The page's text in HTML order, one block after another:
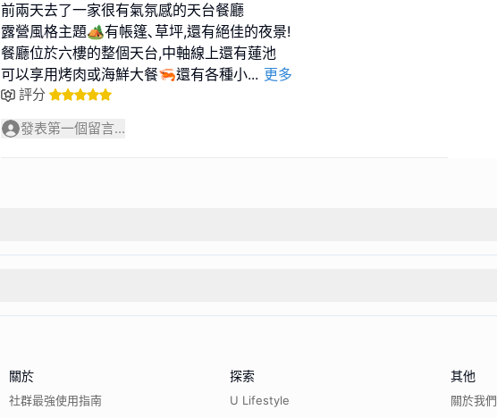
前兩天去了一家很有氣氛感的天台餐廳
露營風格主題🏕️有帳篷､草坪,還有絕佳的夜景!
餐廳位於六樓的整個天台,中軸線上還有蓮池
可以享用烤肉或海鮮大餐🦐還有各種小... 更多
評分
發表第一個留言...
關於
社群最強使用指南
探索
U Lifestyle
其他
關於我們